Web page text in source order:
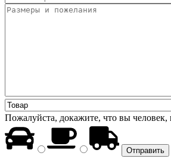
Пожалуйста, докажите, что вы человек,